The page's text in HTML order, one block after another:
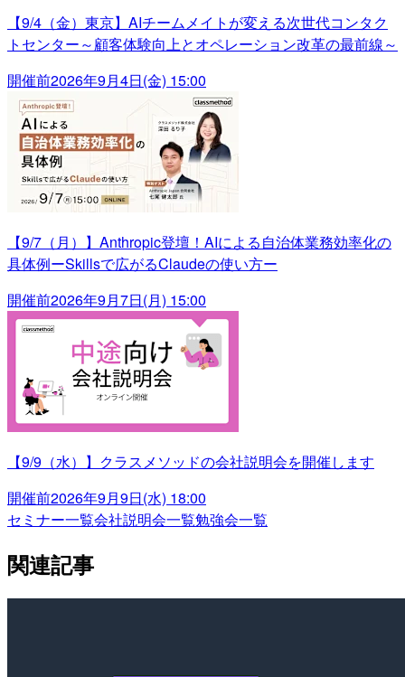
【9/4（金）東京】AIチームメイトが変える次世代コンタク
トセンター～顧客体験向上とオペレーション改革の最前線～
開催前2026年9月4日(金) 15:00
【9/7（月）】Anthropic登壇！AIによる自治体業務効率化の
具体例ーSkillsで広がるClaudeの使い方ー
開催前2026年9月7日(月) 15:00
【9/9（水）】クラスメソッドの会社説明会を開催します
開催前2026年9月9日(水) 18:00
セミナー一覧会社説明会一覧勉強会一覧
関連記事